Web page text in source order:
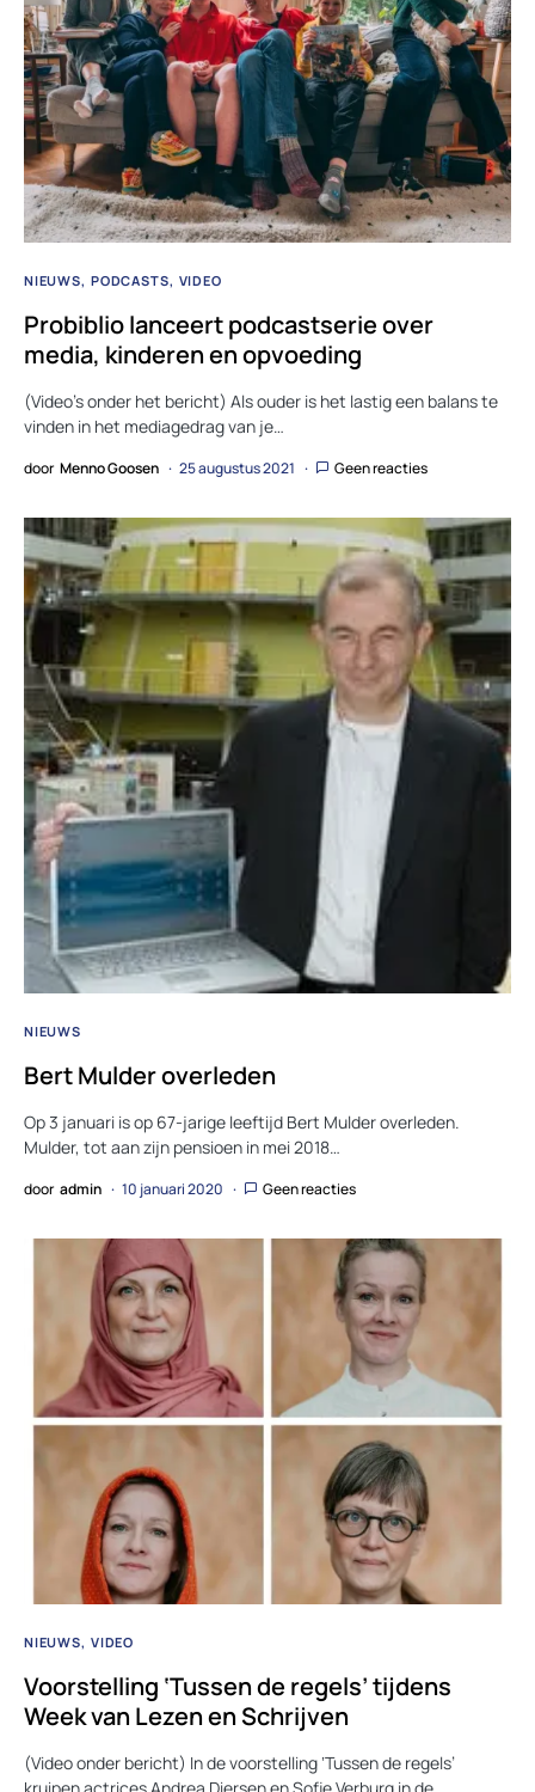
NIEUWS PODCASTS VIDEO
Probiblio lanceert podcastserie over
media, kinderen en opvoeding
(Video’s onder het bericht) Als ouder is het lastig een balans te
vinden in het mediagedrag van je…
door Menno Goosen 25 augustus 2021 Geen reacties
NIEUWS
Bert Mulder overleden
Op 3 januari is op 67-jarige leeftijd Bert Mulder overleden.
Mulder, tot aan zijn pensioen in mei 2018…
door admin 10 januari 2020 Geen reacties
NIEUWS VIDEO
Voorstelling ‘Tussen de regels’ tijdens
Week van Lezen en Schrijven
(Video onder bericht) In de voorstelling ‘Tussen de regels’